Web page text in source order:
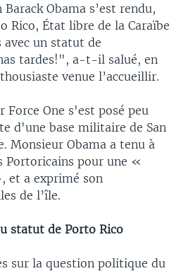
Obama s’est rendu,
Rico, État libre de la Caraïbe
avec un statut de
tardes!", a-t-il salué, en
venue l’accueillir.
One s'est posé peu
d'une base militaire de San
Monsieur Obama a tenu à
Portoricains pour une «
et a exprimé son
de l’île.
statut de Porto Rico
sur la question politique du